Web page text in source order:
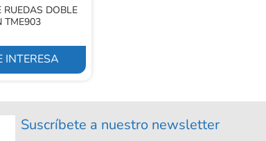
RUEDAS DOBLE
TME903
INTERESA
Suscríbete a nuestro newsletter